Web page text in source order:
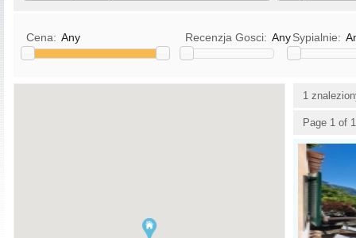
Cena: Any Recenzja Gosci: AnySypialnie:
TV / TV satelitarna/TV
Patio, Deck, or Terrace
1
Page 1 of 1